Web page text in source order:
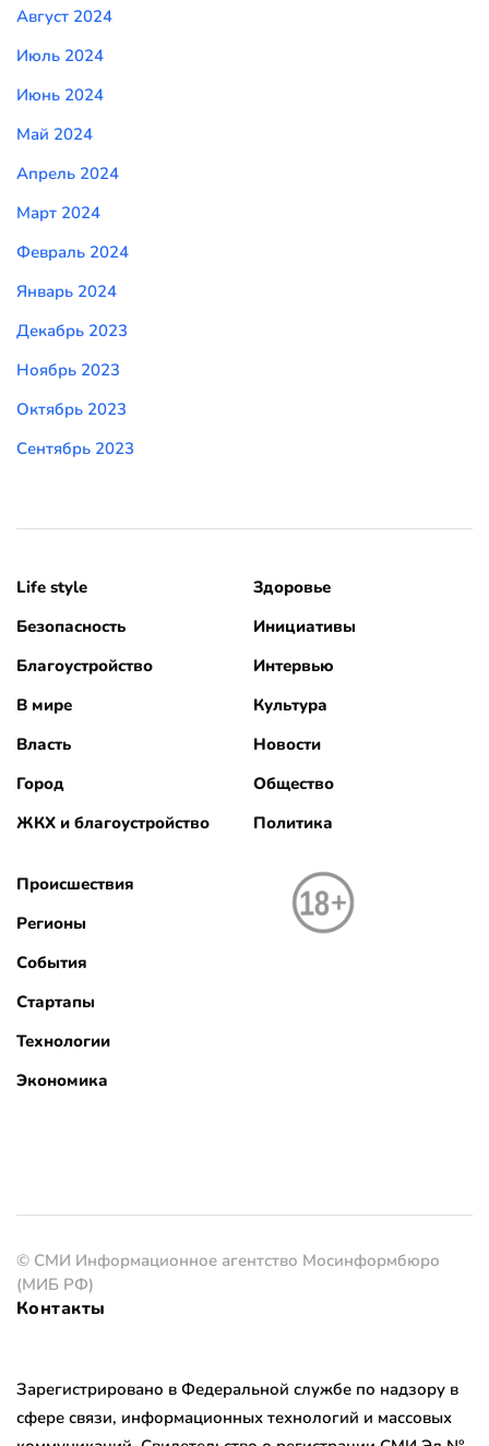
Август 2024
Июль 2024
Июнь 2024
Май 2024
Апрель 2024
Март 2024
Февраль 2024
Январь 2024
Декабрь 2023
Ноябрь 2023
Октябрь 2023
Сентябрь 2023
Life style
Безопасность
Благоустройство
В мире
Власть
Город
ЖКХ и благоустройство
Здоровье
Инициативы
Интервью
Культура
Новости
Общество
Политика
Происшествия
Регионы
События
Стартапы
Технологии
Экономика
© СМИ Информационное агентство Мосинформбюро
(МИБ РФ)
Контакты
Зарегистрировано в Федеральной службе по надзору в
сфере связи, информационных технологий и массовых